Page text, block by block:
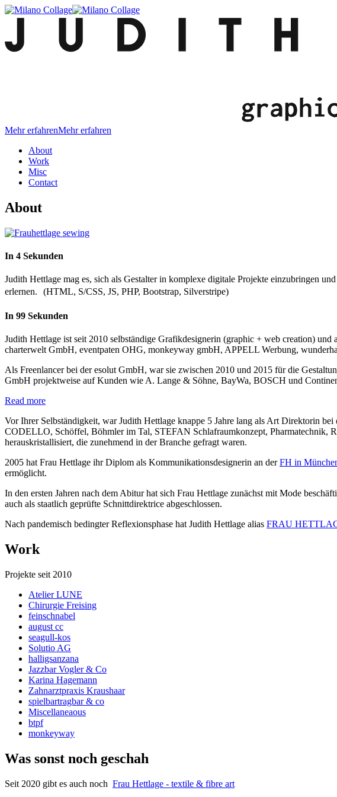
Mehr erfahrenMehr erfahren
About
Work
Misc
Contact
About
In 4 Sekunden
Judith Hettlage mag es, sich als Gestalter in komplexe digitale Projekte einzubringen
erlernen. (HTML, S/CSS, JS, PHP, Bootstrap, Silverstripe)
In 99 Sekunden
Judith Hettlage ist seit 2010 selbständige Grafikdesignerin (graphic + web creation)
charterwelt GmbH, eventpaten OHG, monkeyway gmbH, APPELL Werbung,
Als Freenlancer bei der esolut GmbH, war sie zwischen 2010 und 2015 für die
GmbH projektweise auf Kunden wie A. Lange & Söhne, BayWa, BOSCH und
Read more
Vor Ihrer Selbständigkeit, war Judith Hettlage knappe 5 Jahre lang als Art Direktorin
CODELLO, Schöffel, Böhmler im Tal, STEFAN Schlafraumkonzept, Pharmatechnik,
heraus­kristall­isiert, die zunehmend in der Branche gefragt waren.
2005 hat Frau Hettlage ihr Diplom als Kommunikationsdesignerin an derFH in
ermöglicht.
In den ersten Jahren nach dem Abitur hat sich Frau Hettlage zunächst mit Mode
auch als staatlich geprüfte Schnittdirektrice abgeschlossen.
Nach pandemisch bedingter Reflexionsphase hat Judith Hettlage alias FRAU
Work
Projekte seit 2010
Atelier LUNE
Chirurgie Freising
feinschnabel
august cc
seagull-kos
Solutio AG
halligsanzana
Jazzbar Vogler & Co
Karina Hagemann
Zahnarztpraxis Kraushaar
spielbartragbar & co
Miscellaneaous
btpf
monkeyway
Was sonst noch geschah
Seit 2020 gibt es auch noch Frau Hettlage - textile & fibre art